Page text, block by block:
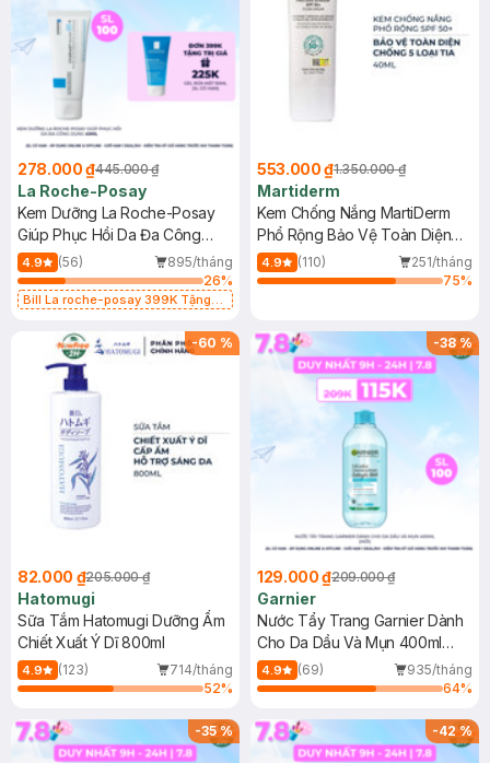
278.000 ₫445.000 ₫
La Roche-Posay
Kem Dưỡng La Roche-Posay
Giúp Phục Hồi Da Đa Công
Dụng 40ml
4.9 (56)
895/tháng
26%
Bill La roche-posay 399K Tặng
(SL có hạn)
553.000 ₫1.350.000 ₫
Martiderm
Kem Chống Nắng MartiDerm
Phổ Rộng Bảo Vệ Toàn Diện
40ml
4.9 (110)
251/tháng
75%
-60 %
82.000 ₫205.000 ₫
Hatomugi
Sữa Tắm Hatomugi Dưỡng Ẩm
Chiết Xuất Ý Dĩ 800ml
4.9 (123)
714/tháng
52%
-38%
129.000 ₫209.000 ₫
Garnier
Nước Tẩy Trang Garnier Dành
Cho Da Dầu Và Mụn 400ml
(Mới)
4.9 (69)
935/tháng
64%
-35% -42%